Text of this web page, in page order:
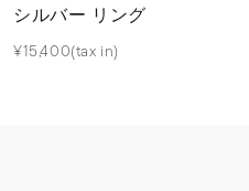
シルバー リング
¥15,400(tax in)